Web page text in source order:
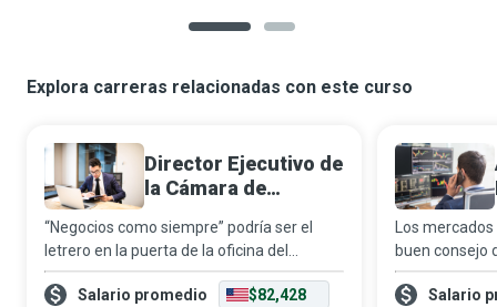
Explora carreras relacionadas con este curso
Director Ejecutivo de
la Cámara de
“Negocios como siempre” podría ser el
letrero en la puerta de la oficina del
Director Ejecutivo de una Cámara de
Comercio. El Director Ejecutivo lidera la
Salario promedio
$82,428
Los
buen consejo
analistas de
investigación
Salario